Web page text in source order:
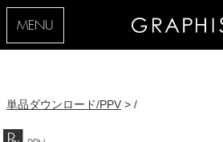
MENU
単品ダウンロード/PPV > /